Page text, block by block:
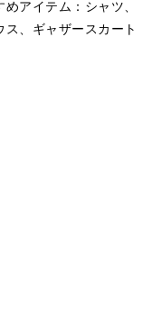
めアイテム：シャツ、
ス、ギャザースカート